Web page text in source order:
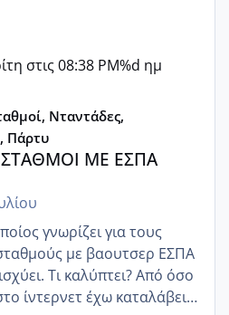
στις 08:38 PM%d ημ
Νταντάδες,
Πάρτυ
ΣΤΑΘΜΟΙ ΜΕ ΕΣΠΑ
γνωρίζει για τους
με βαουτσερ ΕΣΠΑ
Τι καλύπτει? Από όσο
ίντερνετ έχω καταλάβει